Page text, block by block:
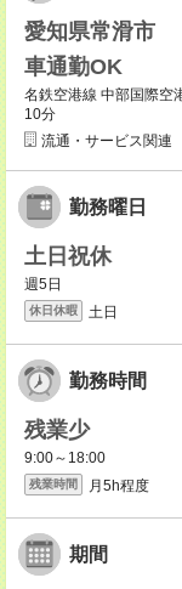
愛知県常滑市
車通勤OK
名鉄空港線 中部国際空
10分
流通・サービス関連
勤務曜日
土日祝休
週5日
休日休暇 土日
勤務時間
残業少
9:00～18:00
残業時間 月5h程度
期間